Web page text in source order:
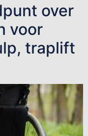
over
voor
traplift